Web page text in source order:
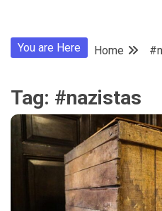
You are Here Home
Tag: #nazistas